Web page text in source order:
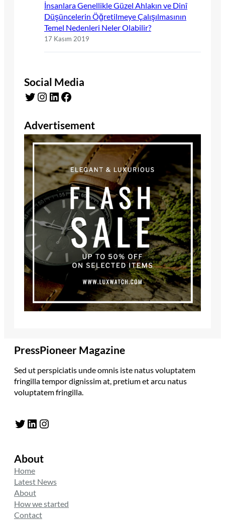
İnsanlara Genellikle Güzel Ahlakın ve Dinî
Düşüncelerin Öğretilmeye Çalışılmasının
Temel Nedenleri Neler Olabilir?
17 Kasım 2019
Social Media
Twitter Instagram LinkedIn Facebook
Advertisement
PressPioneer Magazine
Sed ut perspiciatis unde omnis iste natus voluptatem
fringilla tempor dignissim at, pretium et arcu natus
voluptatem fringilla.
Twitter LinkedIn Instagram
About
Home
Latest News
About
How we started
Contact